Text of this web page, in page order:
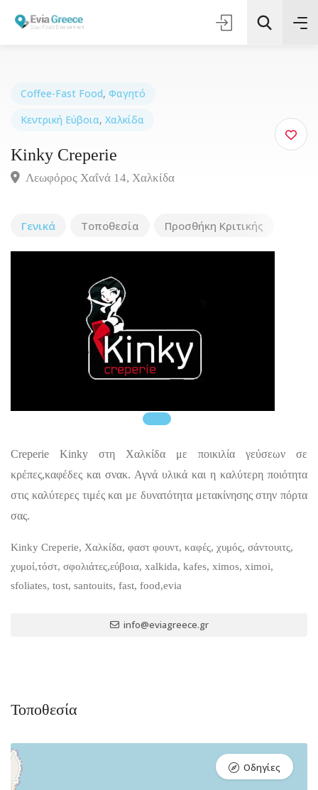
Τοποθεσία
Όλες οι Κατηγορίες
Coffee-Fast Food, Φαγητό
Κεντρική Εύβοια, Χαλκίδα
Kinky Creperie
Λεωφόρος Χαΐνά 14, Χαλκίδα
Γενικά Τοποθεσία Προσθήκη Κριτικής
Creperie Kinky στη Χαλκίδα με ποικιλία γεύσεων σε
κρέπες,καφέδες και σνακ. Αγνά υλικά και η καλύτερη ποιότητα
στις καλύτερες τιμές και με δυνατότητα μετακίνησης στην πόρτα
σας.
Kinky Creperie, Χαλκίδα, φαστ φουντ, καφές, χυμός, σάντουιτς,
χυμοί,τόστ, σφολιάτες,εύβοια, xalkida, kafes, ximos, ximoi,
sfoliates, tost, santouits, fast, food,evia
info@eviagreece.gr
Τοποθεσία
Οδηγίες